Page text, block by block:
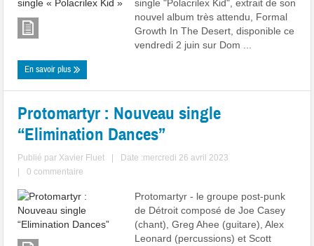
single "Polacrilex Kid", extrait de son
nouvel album très attendu, Formal
Growth In The Desert, disponible ce
vendredi 2 juin sur Dom ...
En savoir plus
Protomartyr : Nouveau single
“Elimination Dances”
Publié par Xavier Fluet
Date :mercredi 26 avril 2023
0 commentaire
Protomartyr - le groupe post-punk
de Détroit composé de Joe Casey
(chant), Greg Ahee (guitare), Alex
Leonard (percussions) et Scott